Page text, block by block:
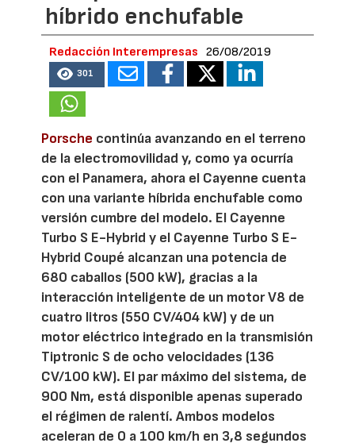
híbrido enchufable
Redacción Interempresas 26/08/2019
301
Porsche continúa avanzando en el terreno
de la electromovilidad y, como ya ocurría
con el Panamera, ahora el Cayenne cuenta
con una variante híbrida enchufable como
versión cumbre del modelo. El Cayenne
Turbo S E-Hybrid y el Cayenne Turbo S E-
Hybrid Coupé alcanzan una potencia de
680 caballos (500 kW), gracias a la
interacción inteligente de un motor V8 de
cuatro litros (550 CV/404 kW) y de un
motor eléctrico integrado en la transmisión
Tiptronic S de ocho velocidades (136
CV/100 kW). El par máximo del sistema, de
900 Nm, está disponible apenas superado
el régimen de ralentí. Ambos modelos
aceleran de 0 a 100 km/h en 3,8 segundos